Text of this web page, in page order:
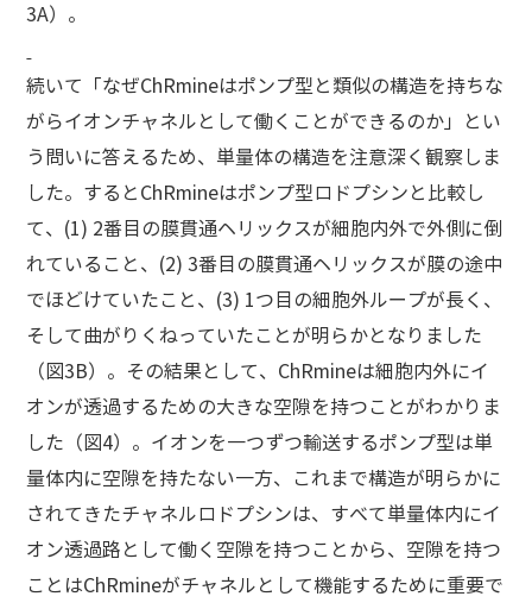
3A）。
続いて「なぜChRmineはポンプ型と類似の構造を持ちな
がらイオンチャネルとして働くことができるのか」とい
う問いに答えるため、単量体の構造を注意深く観察しま
した。するとChRmineはポンプ型ロドプシンと比較し
て、(1) 2番目の膜貫通ヘリックスが細胞内外で外側に倒
れていること、(2) 3番目の膜貫通ヘリックスが膜の途中
でほどけていたこと、(3) 1つ目の細胞外ループが長く、
そして曲がりくねっていたことが明らかとなりました
（図3B）。その結果として、ChRmineは細胞内外にイ
オンが透過するための大きな空隙を持つことがわかりま
した（図4）。イオンを一つずつ輸送するポンプ型は単
量体内に空隙を持たない一方、これまで構造が明らかに
されてきたチャネルロドプシンは、すべて単量体内にイ
オン透過路として働く空隙を持つことから、空隙を持つ
ことはChRmineがチャネルとして機能するために重要で